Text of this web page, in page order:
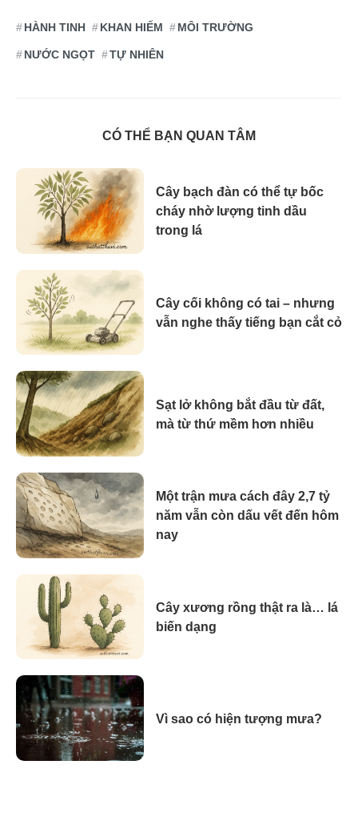
HÀNH TINH KHAN HIẾM MÔI TRƯỜNG
NƯỚC NGỌT TỰ NHIÊN
CÓ THỂ BẠN QUAN TÂM
Cây bạch đàn có thể tự bốc
cháy nhờ lượng tinh dầu
trong lá
Cây cối không có tai – nhưng
vẫn nghe thấy tiếng bạn cắt cỏ
Sạt lở không bắt đầu từ đất,
mà từ thứ mềm hơn nhiều
Một trận mưa cách đây 2,7 tỷ
năm vẫn còn dấu vết đến hôm
nay
Cây xương rồng thật ra là… lá
biến dạng
Vì sao có hiện tượng mưa?